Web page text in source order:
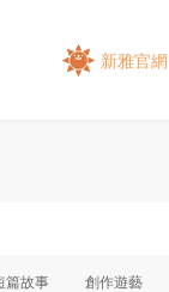
篇故事 創作遊藝
新雅官網